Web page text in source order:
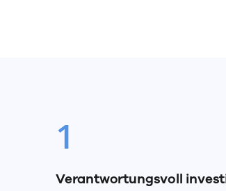
1
Verantwortungsvoll